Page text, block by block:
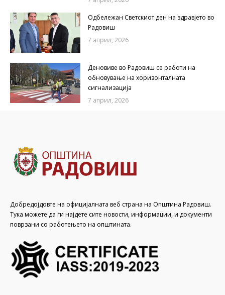
Одбележан Светскиот ден на здравјето во
Радовиш
7 април, 2026
Деновиве во Радовиш се работи на
обновување на хоризонталната
сигнализација
7 април, 2026
Добредојдовте на официјалната веб страна на Општина Радовиш.
Тука можете да ги најдете сите новости, информации, и документи
поврзани со работењето на општината.